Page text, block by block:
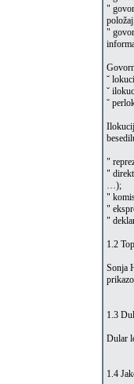
"
"
˘
˘
˘
"
"
…);
"
"
"
1.2
Sonja
1.3
Dular
1.4